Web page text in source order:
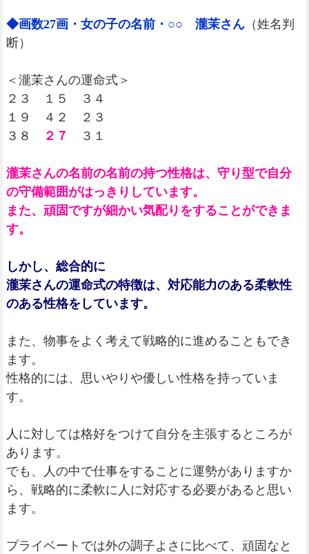
◆画数27画・女の子の名前・○○ 瀧茉さん（姓名判
断）
＜瀧茉さんの運命式＞
２３ １５ ３４
１９ ４２ ２３
３８
２７ ３１
瀧茉さんの名前の名前の持つ性格は、守り型で自分
の守備範囲がはっきりしています。
また、頑固ですが細かい気配りをすることができま
す。
しかし、総合的に
瀧茉さんの運命式の特徴は、対応能力のある柔軟性
のある性格をしています。
また、物事をよく考えて戦略的に進めることもでき
ます。
性格的には、思いやりや優しい性格を持っていま
す。
人に対しては格好をつけて自分を主張するところが
あります。
でも、人の中で仕事をすることに運勢がありますか
ら、戦略的に柔軟に人に対応する必要があると思い
ます。
プライベートでは外の調子よさに比べて、頑固なと